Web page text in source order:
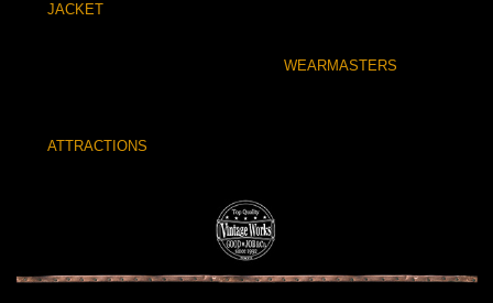
JACKET
WEARMASTERS
ATTRACTIONS